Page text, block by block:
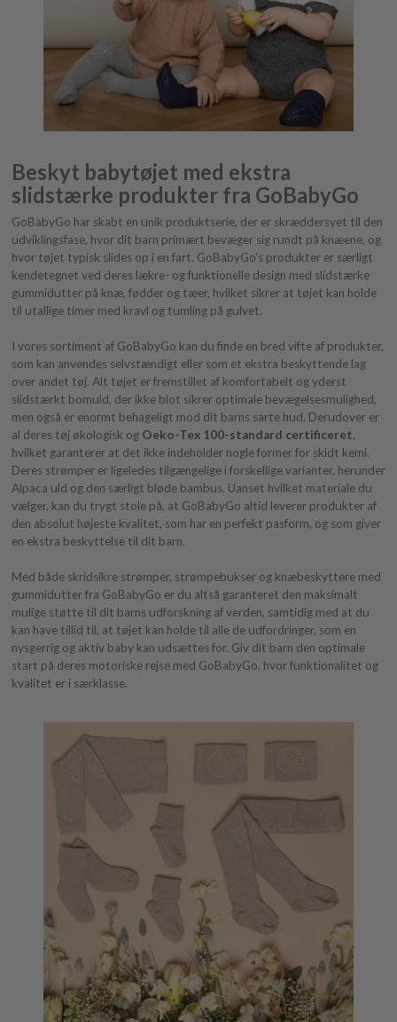
Beskyt babytøjet med ekstra
slidstærke produkter fra GoBabyGo
GoBabyGo har skabt en unik produktserie, der er skræddersyet til den
udviklingsfase, hvor dit barn primært bevæger sig rundt på knæene, og
hvor tøjet typisk slides op i en fart. GoBabyGo's produkter er særligt
kendetegnet ved deres lækre- og funktionelle design med slidstærke
gummidutter på knæ, fødder og tæer, hvilket sikrer at tøjet kan holde
til utallige timer med kravl og tumling på gulvet.
I vores sortiment af GoBabyGo kan du finde en bred vifte af produkter,
som kan anvendes selvstændigt eller som et ekstra beskyttende lag
over andet tøj. Alt tøjet er fremstillet af komfortabelt og yderst
slidstærkt bomuld, der ikke blot sikrer optimale bevægelsesmulighed,
men også er enormt behageligt mod dit barns sarte hud. Derudover er
al deres tøj økologisk og Oeko-Tex 100-standard certificeret,
hvilket garanterer at det ikke indeholder nogle former for skidt kemi.
Deres strømper er ligeledes tilgængelige i forskellige varianter, herunder
Alpaca uld og den særligt bløde bambus. Uanset hvilket materiale du
vælger, kan du trygt stole på, at GoBabyGo altid leverer produkter af
den absolut højeste kvalitet, som har en perfekt pasform, og som giver
en ekstra beskyttelse til dit barn.
Med både skridsikre strømper, strømpebukser og knæbeskyttere med
gummidutter fra GoBabyGo er du altså garanteret den maksimalt
mulige støtte til dit barns udforskning af verden, samtidig med at du
kan have tillid til, at tøjet kan holde til alle de udfordringer, som en
nysgerrig og aktiv baby kan udsættes for. Giv dit barn den optimale
start på deres motoriske rejse med GoBabyGo, hvor funktionalitet og
kvalitet er i særklasse.